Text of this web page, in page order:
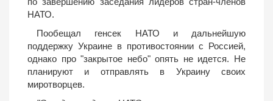
НАТО.
Пообещал генсек НАТО и дальнейшую
поддержку Украине в противостоянии с Россией,
однако про "закрытое небо" опять не идется. Не
планируют и отправлять в Украину своих
миротворцев.